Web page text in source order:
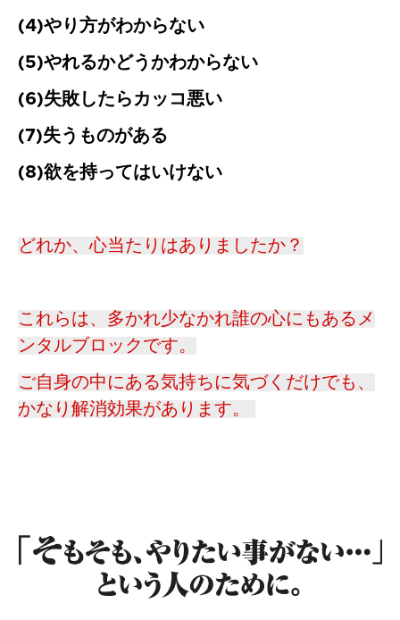
(4)やり方がわからない
(5)やれるかどうかわからない
(6)失敗したらカッコ悪い
(7)失うものがある
(8)欲を持ってはいけない
どれか、心当たりはありましたか？
これらは、多かれ少なかれ誰の心にもあるメ
ンタルブロックです。
ご自身の中にある気持ちに気づくだけでも、
かなり解消効果があります。